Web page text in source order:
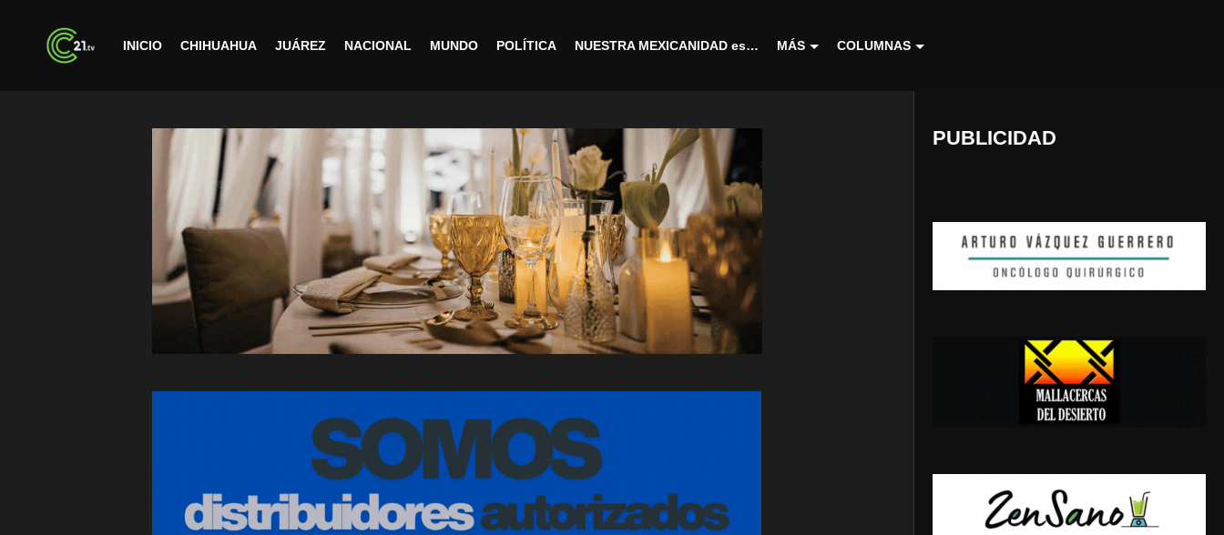
INICIO CHIHUAHUA JUÁREZ NACIONAL MUNDO POLÍTICA NUESTRA MEXICANIDAD es… MÁS COLUMNAS
PUBLICIDAD